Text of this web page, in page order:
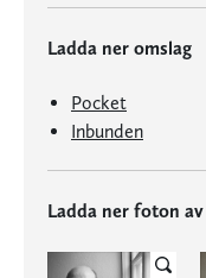
Ladda ner omslag
Pocket
Inbunden
Ladda ner foton